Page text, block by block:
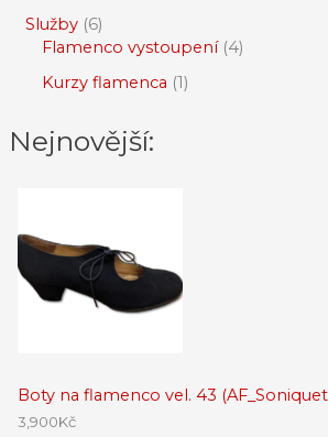
Služby 6
Flamenco vystoupení 4
Kurzy flamenca 1
Nejnovější:
Boty na flamenco vel. 43
3,900Kč